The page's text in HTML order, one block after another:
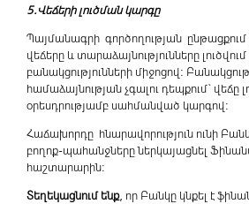
5.Վեճերի լուծման կարգը
Պայմանագրի գործողության
վեճերը և տարաձայնությունները լուծվում
բանակցությունների միջոցով:
համաձայնության չգալու դեպքում` վեճը
օրեսդրությամբ սահմանված կարգով:
Հաճախորդը հնարավորություն ունի
բողոք-պահանջները ներկայացնել
հաշտարարին:
Տեղեկացնում ենք, որ Բանկը կնքել է